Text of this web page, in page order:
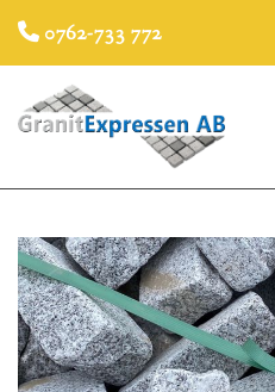
 0762-733 772